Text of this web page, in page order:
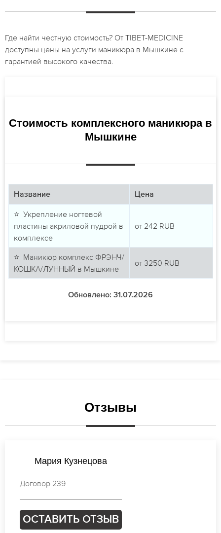
Где найти честную стоимость? От TIBET-MEDICINE
доступны цены на услуги маникюра в Мышкине с
гарантией высокого качества.
Стоимость комплексного маникюра в
Мышкине
Название Цена
⭐ Укрепление ногтевой
пластины акриловой пудрой в
комплексе
от 242 RUB
⭐ Маникюр комплекс ФРЭНЧ/
КОШКА/ЛУННЫЙ в Мышкине
от 3250 RUB
Обновлено: 31.07.2026
Отзывы
Валентина Васильева
Договор 810
ОСТАВИТЬ ОТЗЫВ